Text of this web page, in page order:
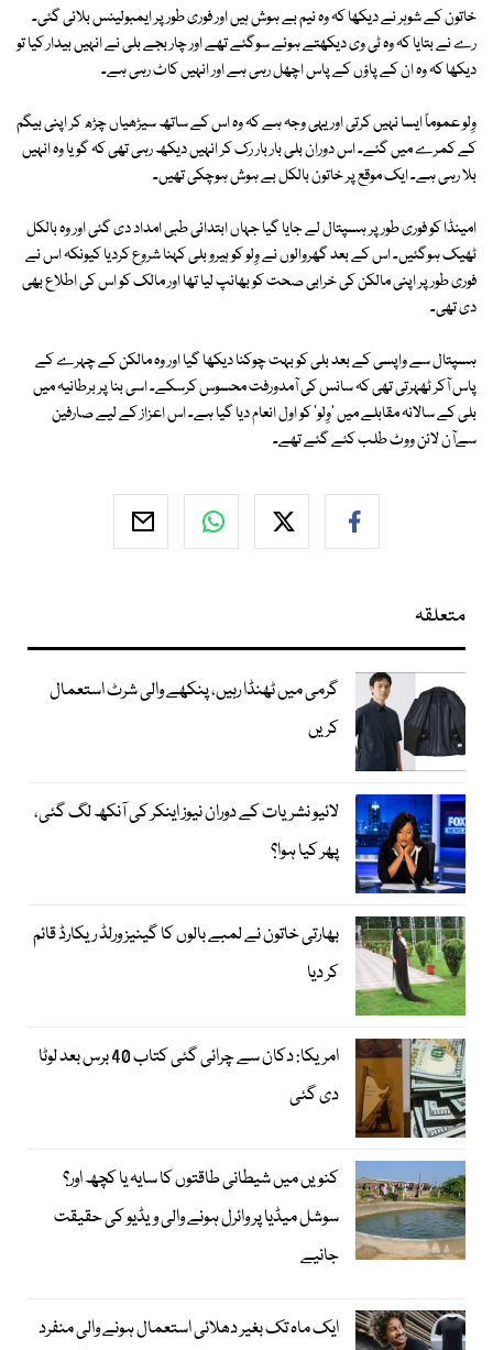
خاتون کے شوہر نے دیکھا کہ وہ نیم بے ہوش ہیں اور فوری طور پر ایمبولینس بلائی گئی۔
رے نے بتایا کہ وہ ٹی وی دیکھتے ہوئے سوگئے تھے اور چار بجے بلی نے انہیں بیدار کیا تو
دیکھا کہ وہ ان کے پاؤں کے پاس اچھل رہی ہے اور انہیں کاٹ رہی ہے۔
وِلو عموماً ایسا نہیں کرتی اور یہی وجہ ہے کہ وہ اس کے ساتھ سیڑھیاں چڑھ کر اپنی بیگم
کے کمرے میں گئے۔ اس دوران بلی بار بار رک کر انہیں دیکھ رہی تھی کہ گویا وہ انہیں
بلا رہی ہے۔ ایک موقع پر خاتون بالکل بے ہوش ہوچکی تھیں۔
امینڈا کو فوری طور پر ہسپتال لے جایا گیا جہاں ابتدائی طبی امداد دی گئی اور وہ بالکل
ٹھیک ہوگئیں۔ اس کے بعد گھروالوں نے وِلو کو ہیرو بلی کہنا شروع کردیا کیونکہ اس نے
فوری طور پر اپنی مالکن کی خرابی صحت کو بھانپ لیا تھا اور مالک کو اس کی اطلاع بھی
دی تھی۔
ہسپتال سے واپسی کے بعد بلی کو بہت چوکنا دیکھا گیا اور وہ مالکن کے چہرے کے
پاس آکر ٹھہرتی تھی کہ سانس کی آمدورفت محسوس کرسکے۔ اسی بنا پر برطانیہ میں
بلی کے سالانہ مقابلے میں 'وِلو' کو اول انعام دیا گیا ہے۔ اس اعزاز کے لیے صارفین
سےآن لائن ووٹ طلب کئے گئے تھے۔
متعلقہ
گرمی میں ٹھنڈا رہیں، پنکھے والی شرٹ استعمال
کریں
لائیو نشریات کے دوران نیوز اینکر کی آنکھ لگ گئی،
پھر کیا ہوا؟
بھارتی خاتون نے لمبے بالوں کا گینیز ورلڈ ریکارڈ قائم
کر دیا
امریکا: دکان سے چرائی گئی کتاب 40 برس بعد لوٹا
دی گئی
کنویں میں شیطانی طاقتوں کا سایہ یا کچھ اور؟
سوشل میڈیا پر وائرل ہونے والی ویڈیو کی حقیقت
جانیے
ایک ماہ تک بغیر دھلائی استعمال ہونے والی منفرد